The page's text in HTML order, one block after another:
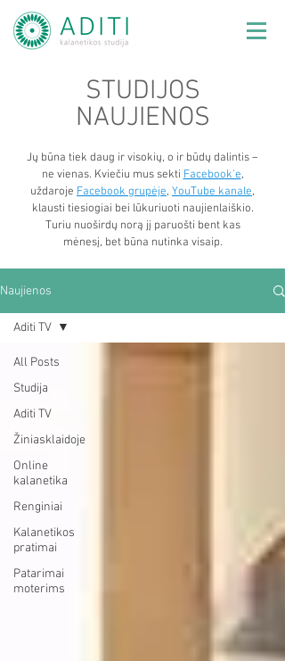
STUDIJOS
NAUJIENOS
Jų būna tiek daug ir visokių, o ir būdų dalintis –
ne vienas. Kviečiu mus sekti Facebook'e,
uždaroje Facebook grupėje, YouTube kanale,
klausti tiesiogiai bei lūkuriuoti naujienlaiškio.
Turiu nuoširdų norą jį paruošti bent kas
mėnesį, bet būna nutinka visaip.
Naujienos
All Posts
Studija
Aditi TV
Žiniasklaidoje
Online
kalanetika
Renginiai
Kalanetikos
pratimai
Patarimai
moterims
Aditi TV